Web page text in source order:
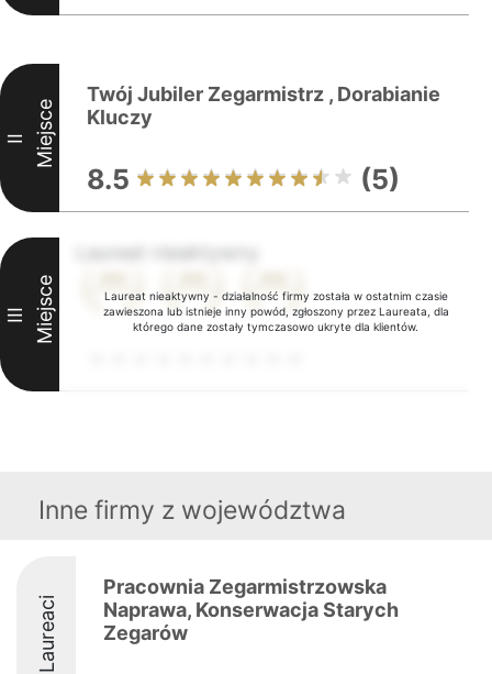
II Miejsce
Twój Jubiler Zegarmistrz , Dorabianie
Kluczy
8.5 (5)
Laureat nieaktywny - działalność firmy została w ostatnim czasie
zawieszona lub istnieje inny powód, zgłoszony przez Laureata, dla
którego dane zostały tymczasowo ukryte dla klientów.
III Miejsce
Inne firmy z województwa
Laureaci
Pracownia Zegarmistrzowska
Naprawa, Konserwacja Starych
Zegarów